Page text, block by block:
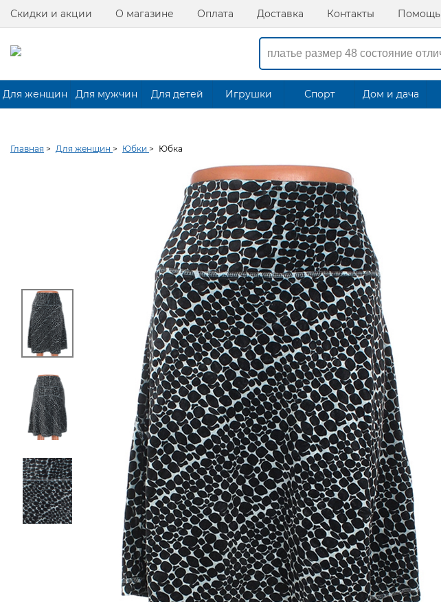
Скидки и акции О магазине Оплата Доставка Контакты Помощь
Для женщин Для мужчин Для детей Игрушки Спорт Дом и дача
Главная > Для женщин > Юбки > Юбка